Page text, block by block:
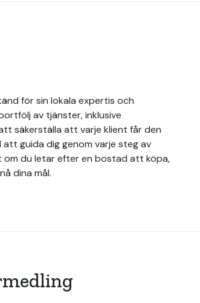
för sin lokala expertis och
av tjänster, inklusive
säkerställa att varje klient får den
guida dig genom varje steg av
du letar efter en bostad att köpa,
dina mål.